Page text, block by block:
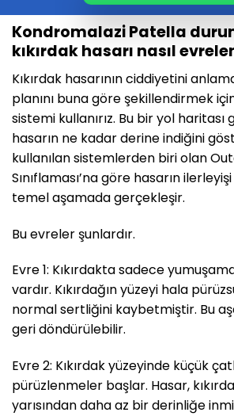
Kondromalazi Patella
kıkırdak hasarı nasıl
Kıkırdak hasarının ciddiyetini
planını buna göre şekillendirmek
sistemi kullanırız. Bu bir yol haritası
hasarın ne kadar derine indiğini
kullanılan sistemlerden biri olan
Sınıflaması’na göre hasarın
temel aşamada gerçekleşir.
Bu evreler şunlardır.
Evre 1: Kıkırdakta sadece
vardır. Kıkırdağın yüzeyi hala
normal sertliğini kaybetmiştir. Bu
geri döndürülebilir.
Evre 2: Kıkırdak yüzeyinde küçük
pürüzlenmeler başlar. Hasar,
yarısından daha az bir derinliğe